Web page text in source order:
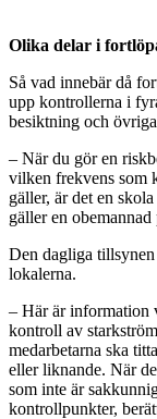
Olika delar i
Så vad innebär då
upp kontrollerna i
besiktning och
– När du gör en
vilken frekvens som
gäller, är det en
gäller en
Den dagliga
lokalerna.
– Här är information
kontroll av
medarbetarna ska
eller liknande. När
som inte är
kontrollpunkter,